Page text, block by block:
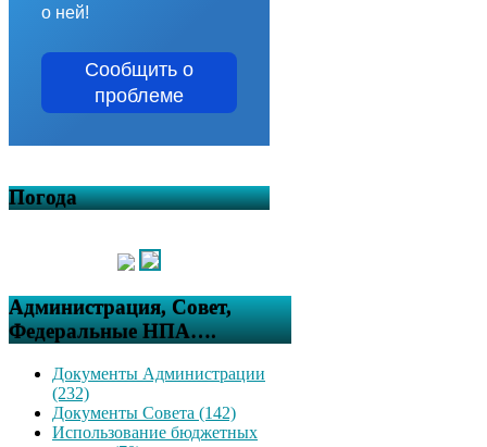
о ней!
Сообщить о
проблеме
Погода
Администрация, Совет,
Федеральные НПА….
Документы Администрации
(232)
Документы Совета (142)
Использование бюджетных